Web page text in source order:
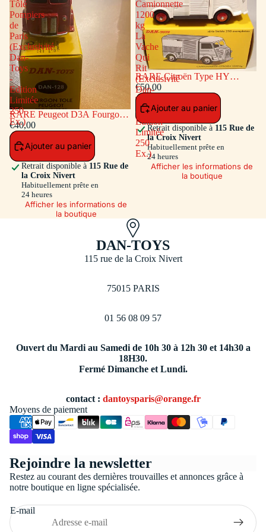
Tôlé
Pompiers
de
Paris
(Exclusivité
Dan-
Toys
-
Edition
Limitée
250
Ex.)
RARE Peugeot D3A Fourgon
Tôlé Pompiers de Paris
(Exclusivité Dan-Toys - Edition
Limitée 250 Ex.)
€40,00
Ajouter au panier
Retrait disponible à 115 Rue de
la Croix Nivert
Habituellement prête en
24 heures
Afficher les informations de
la boutique
Camionnette
1200
kg
La
Vache
Qui
Rit
(Exclusivité
Dan-
Toys
-
Edition
Limitée
250
Ex.)
RARE Citroën Type HY
Camionnette 1200 kg La Vache
Qui Rit (Exclusivité Dan-Toys -
Edition Limitée 250 Ex.)
€50,00
Ajouter au panier
Retrait disponible à 115 Rue de
la Croix Nivert
Habituellement prête en
24 heures
Afficher les informations de
la boutique
DAN-TOYS
115 rue de la Croix Nivert
75015 PARIS
01 56 08 09 57
Ouvert du Mardi au Samedi de 10h 30 à 12h 30 et 14h30 a
18H30.
Fermé Dimanche et Lundi.
contact : dantoysparis@orange.fr
Moyens de paiement
Rejoindre la newsletter
Restez au courant des dernières trouvailles et annonces grâce à
notre boutique en ligne spécialisée.
E-mail
Conditions générales de vente
Coordonnées
Politique d’expédition